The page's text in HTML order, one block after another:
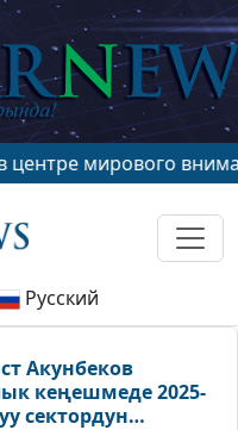
внимания!
Русский
Акунбеков
кеңешмеде 2025-
сектордун